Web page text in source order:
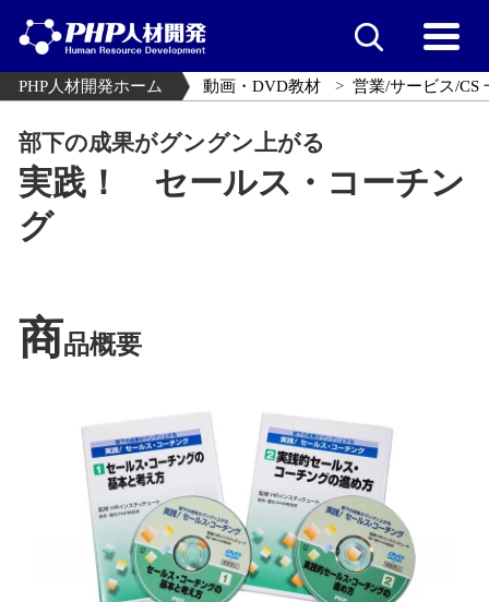
PHP人材開発ホーム 動画・DVD教材 営業/サービス/CS
部下の成果がグングン上がる
実践！ セールス・コーチン
グ
商品概要